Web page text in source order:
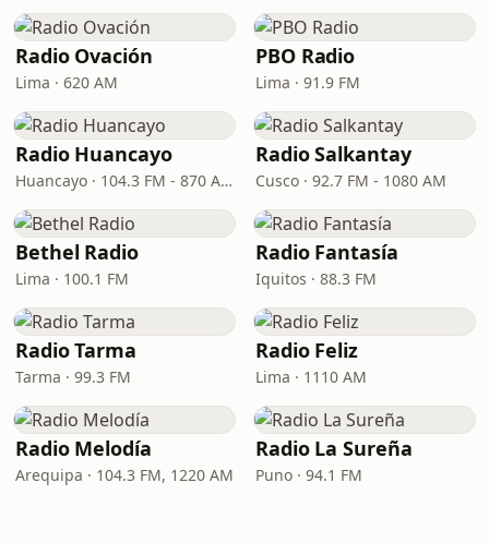
Radio Ovación
Lima · 620 AM
PBO Radio
Lima · 91.9 FM
Radio Huancayo
Huancayo · 104.3 FM - 870 AM
Radio Salkantay
Cusco · 92.7 FM - 1080 AM
Bethel Radio
Lima · 100.1 FM
Radio Fantasía
Iquitos · 88.3 FM
Radio Tarma
Tarma · 99.3 FM
Radio Feliz
Lima · 1110 AM
Radio Melodía
Arequipa · 104.3 FM, 1220 AM
Radio La Sureña
Puno · 94.1 FM